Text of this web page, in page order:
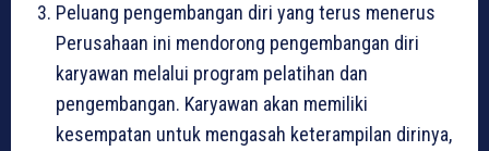
Peluang pengembangan diri yang terus menerus
Perusahaan ini mendorong pengembangan diri
karyawan melalui program pelatihan dan
pengembangan. Karyawan akan memiliki
kesempatan untuk mengasah keterampilan dirinya,